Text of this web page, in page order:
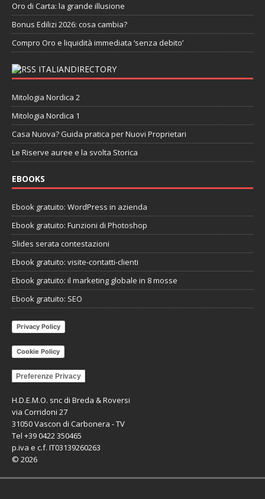
Oro di Carta: la grande illusione
Bonus Edilizi 2026: cosa cambia?
Compro Oro e liquidità immediata ‘senza debito’
ITALIANDIRECTORY
Mitologia Nordica 2
Mitologia Nordica 1
Casa Nuova? Guida pratica per Nuovi Proprietari
Le Riserve auree e la svolta Storica
EBOOKS
Ebook gratuito: WordPress in azienda
Ebook gratuito: Funzioni di Photoshop
Slides serata contestazioni
Ebook gratuito: visite-contatti-clienti
Ebook gratuito: il marketing globale in 8 mosse
Ebook gratuito: SEO
Privacy Policy
Cookie Policy
Preferenze Privacy
H.D.E.M.O. snc di Breda & Roversi
via Corridoni 27
31050 Vascon di Carbonera - TV
Tel +39 0422 350465
p.iva e c.f. IT03139260263
© 2026